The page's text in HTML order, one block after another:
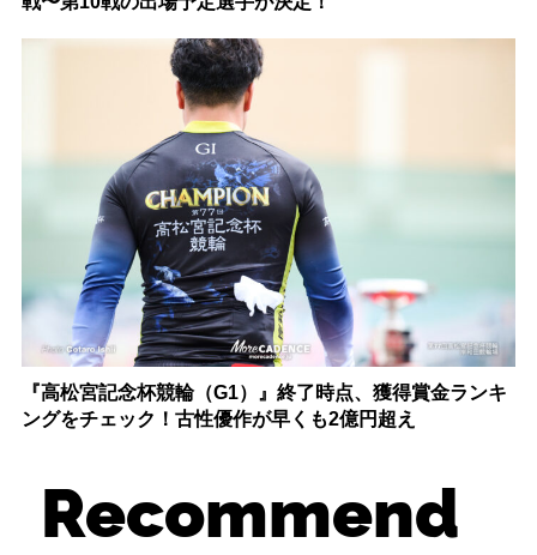
『高松宮記念杯競輪（G1）』終了時点、獲得賞金ランキ
ングをチェック！古性優作が早くも2億円超え
Recommend